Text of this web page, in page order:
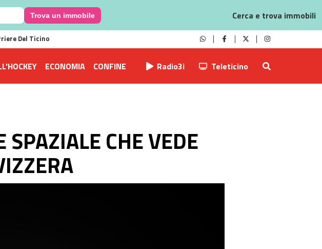
Trova un immobile Cerca e trova immobili
Del Ticino
ECONOMIA CONFINE Radio3i Teleticino
CHE VEDE